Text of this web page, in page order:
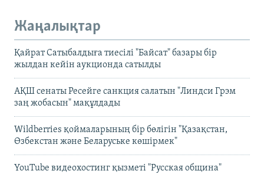
Жаңалықтар
Қайрат Сатыбалдыға тиесілі "Байсат" базары бір
жылдан кейін аукционда сатылды
АҚШ сенаты Ресейге санкция салатын "Линдси Грэм
заң жобасын" мақұлдады
Wildberries қоймаларының бір бөлігін "Қазақстан,
Өзбекстан және Беларуське көшірмек"
YouTube видеохостинг қызметі "Русская община"